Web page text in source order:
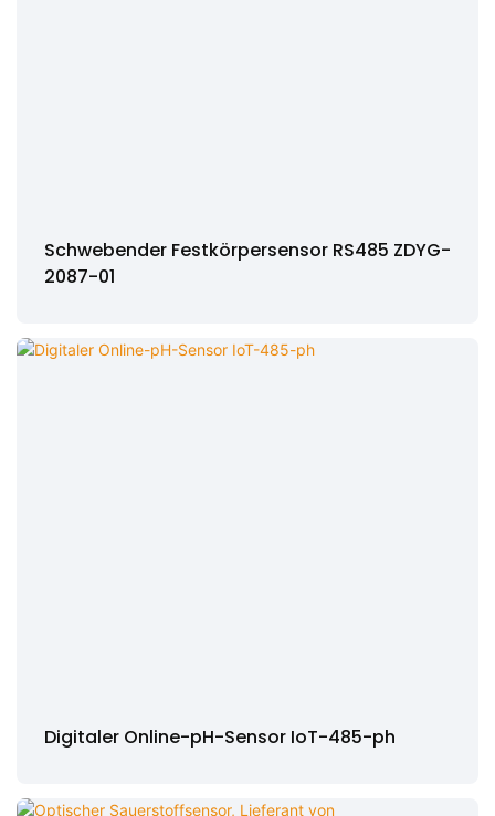
Schwebender Festkörpersensor RS485 ZDYG-
2087-01
Digitaler Online-pH-Sensor IoT-485-ph